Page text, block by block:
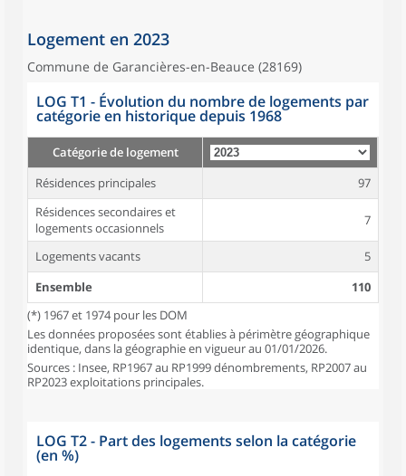
Logement en 2023
Commune de Garancières-en-Beauce (28169)
LOG T1 - Évolution du nombre de logements par
catégorie en historique depuis 1968
Catégorie de logement
Résidences principales
97
Résidences secondaires et
logements occasionnels
7
Logements vacants
5
Ensemble
110
(*) 1967 et 1974 pour les DOM
Les données proposées sont établies à périmètre géographique
identique, dans la géographie en vigueur au 01/01/2026.
Sources : Insee, RP1967 au RP1999 dénombrements, RP2007 au
RP2023 exploitations principales.
LOG T2 - Part des logements selon la catégorie
(en %)